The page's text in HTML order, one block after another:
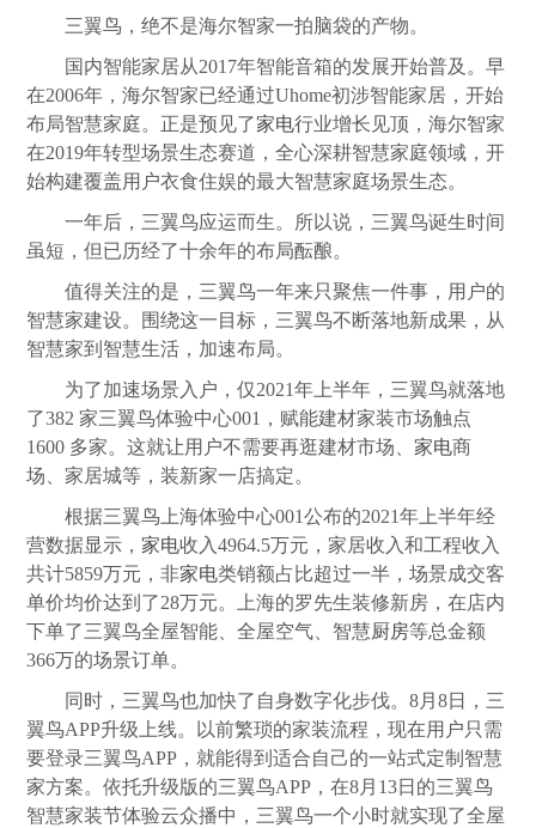
三翼鸟，绝不是海尔智家一拍脑袋的产物。
国内智能家居从2017年智能音箱的发展开始普及。早
在2006年，海尔智家已经通过Uhome初涉智能家居，开始
布局智慧家庭。正是预见了家电行业增长见顶，海尔智家
在2019年转型场景生态赛道，全心深耕智慧家庭领域，开
始构建覆盖用户衣食住娱的最大智慧家庭场景生态。
一年后，三翼鸟应运而生。所以说，三翼鸟诞生时间
虽短，但已历经了十余年的布局酝酿。
值得关注的是，三翼鸟一年来只聚焦一件事，用户的
智慧家建设。围绕这一目标，三翼鸟不断落地新成果，从
智慧家到智慧生活，加速布局。
为了加速场景入户，仅2021年上半年，三翼鸟就落地
了382 家三翼鸟体验中心001，赋能建材家装市场触点
1600 多家。这就让用户不需要再逛建材市场、 家电商
场、家居城等，装新家一店搞定。
根据三翼鸟上海体验中心001公布的2021年上半年经
营数据显示， 家电收入4964.5万元，家居收入和工程收入
共计5859万元，非家电类销额占比超过一半，场景成交客
单价均价达到了28万元。上海的罗先生装修新房，在店内
下单了三翼鸟全屋智能、全屋空气、智慧厨房等总金额
366万的场景订单。
同时，三翼鸟也加快了自身数字化步伐。8月8日，三
翼鸟APP升级上线。以前繁琐的家装流程，现在用户只需
要登录三翼鸟APP，就能得到适合自己的一站式定制智慧
家方案。依托升级版的三翼鸟APP，在8月13日的三翼鸟
智慧家装节体验云众播中，三翼鸟一个小时就实现了全屋